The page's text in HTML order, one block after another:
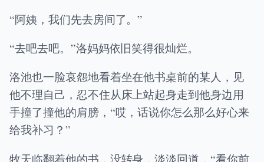
“阿姨，我们先去房间了。”
“去吧去吧。”洛妈妈依旧笑得很灿烂。
洛池也一脸哀怨地看着坐在他书桌前的某人，见
他不理自己，忍不住从床上站起身走到他身边用
手撞了撞他的肩膀，“哎，话说你怎么那么好心来
给我补习？”
牧天临翻着他的书，没转身，淡淡回道，“看你前